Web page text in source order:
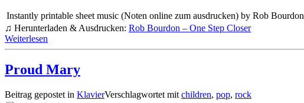
Instantly printable sheet music (Noten online zum ausdrucken) by Rob
♫ Herunterladen & Ausdrucken: Rob Bourdon – One Step Closer
Weiterlesen
Proud Mary
Beitrag gepostet in KlavierVerschlagwortet mit children, pop, rock